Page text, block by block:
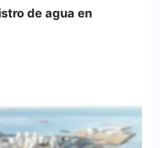
de agua en